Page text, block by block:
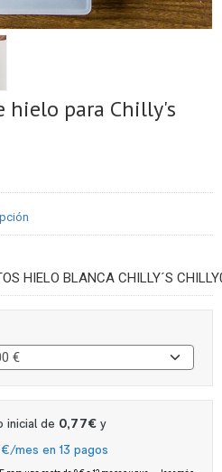
hielo para Chilly's
HIELO BLANCA CHILLY´S